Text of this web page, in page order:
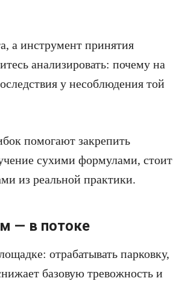
а инструмент принятия
анализировать: почему на
у несоблюдения той
помогают закрепить
сухими формулами, стоит
из реальной практики.
— в потоке
отрабатывать парковку,
базовую тревожность и